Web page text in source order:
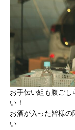
お手伝い組も腹ごし
い！
お酒が入った皆様の
い…